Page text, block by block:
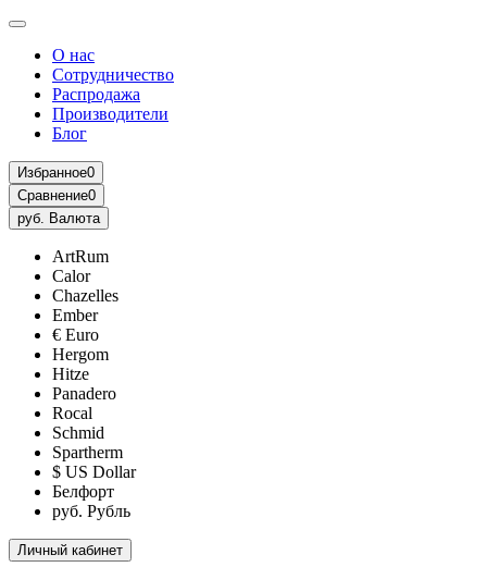
О нас
Сотрудничество
Распродажа
Производители
Блог
Избранное0
Сравнение0
руб. Валюта
ArtRum
Calor
Chazelles
Ember
€ Euro
Hergom
Hitze
Panadero
Rocal
Schmid
Spartherm
$ US Dollar
Белфорт
руб. Рубль
Личный кабинет